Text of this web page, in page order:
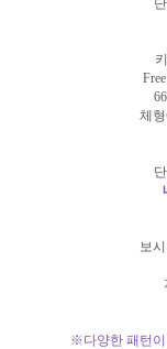
체
보
※다양한 패턴이